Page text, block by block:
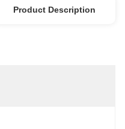
Product Description